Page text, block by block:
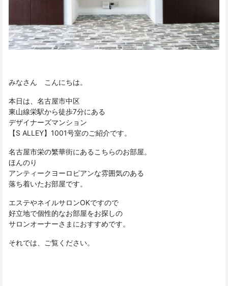
みなさん こんにちは。
本日は、名古屋市中区
東山線栄駅から徒歩7分にある
デザイナーズマンション
【S ALLEY】1001号室のご紹介です。
名古屋市栄の繁華街にあるこちらのお部屋。
ほんのり
アンティークヨーロピアンな雰囲気のある
落ち着いたお部屋です。
エステやネイルサロンOKですので
好立地で個性的なお部屋をお探しの
サロンオーナーさまにおすすめです。
それでは、ご覧ください。